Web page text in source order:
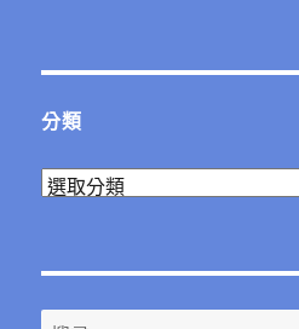
分類
分